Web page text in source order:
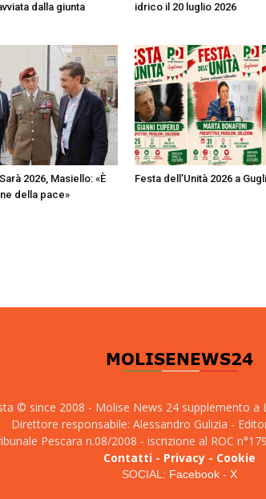
dalla giunta
idrico il 20 luglio 2026
2026, Masiello: «È
della pace»
Festa dell’Unità 2026 a
© since 2008 - Molise News 24 supplemento a
Direttore responsabile: Alessandro Gulizia -
Pescara n.08/2008 - iscrizione al ROC
Contatti- Privacy- Cookie
SOCIAL: Facebook- X